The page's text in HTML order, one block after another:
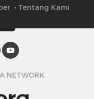
Tentang Kami
NETWORK.